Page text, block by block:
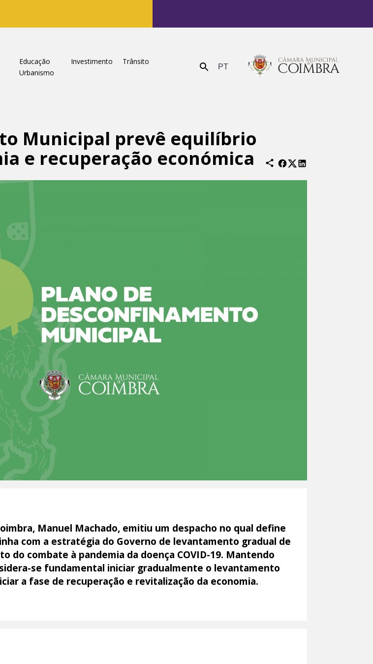
Educação Investimento
Trânsito
Urbanismo Enviar PT
Municipal prevê equilíbrio
e recuperação económica
Manuel Machado, emitiu um despacho no qual define
com a estratégia do Governo de levantamento gradual de
do combate à pandemia da doença COVID-19. Mantendo
se fundamental iniciar gradualmente o levantamento
a fase de recuperação e revitalização da economia.